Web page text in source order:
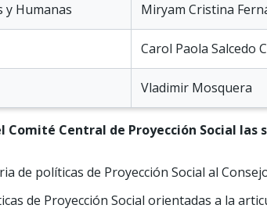
y Humanas Miryam Cristina
Carol Paola Salcedo
Vladimir Mosquera
Comité Central de Proyección Social las
de políticas de Proyección Social al
de Proyección Social orientadas a la